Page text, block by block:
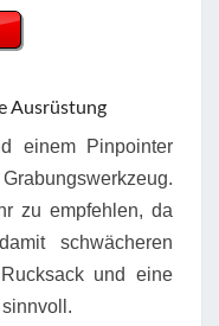
Ausrüstung
einem Pinpointer
zu empfehlen, da
schwächeren
und eine